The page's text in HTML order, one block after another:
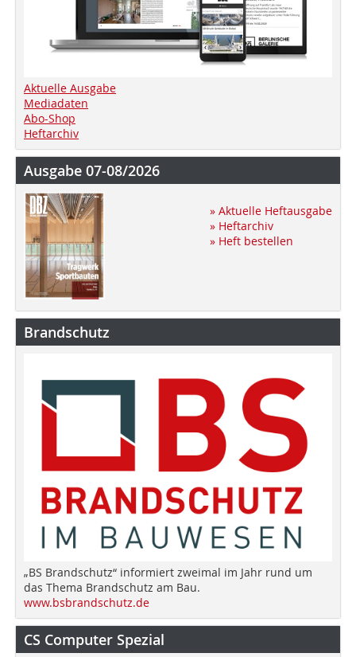
Aktuelle Ausgabe
Mediadaten
Abo-Shop
Heftarchiv
Ausgabe 07-08/2026
» Aktuelle Heftausgabe
» Heftarchiv
» Heft bestellen
Brandschutz
„BS Brandschutz“ informiert zweimal im Jahr rund um
das Thema Brandschutz am Bau.
www.bsbrandschutz.de
CS Computer Spezial